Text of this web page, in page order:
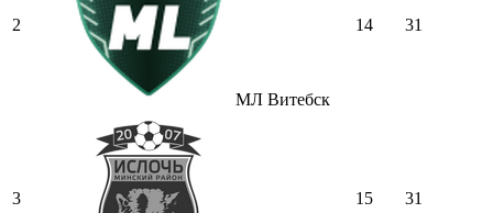
2
МЛ Витебск
14 31
3 15 31